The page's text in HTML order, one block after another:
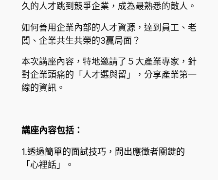
久的人才跳到競爭企業，成為最熟悉的敵人。
如何善用企業內部的人才資源，達到員工、老
闆、企業共生共榮的3贏局面？
本次講座內容，特地邀請了５大產業專家，針
對企業頭痛的「人才選與留」，分享產業第一
線的資訊。
講座內容包括：
1.透過簡單的面試技巧，問出應徵者關鍵的
「心裡話」。